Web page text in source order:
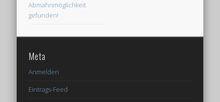
Abmahnmöglichkeit
gefunden!
Meta
Anmelden
Eintrags-Feed